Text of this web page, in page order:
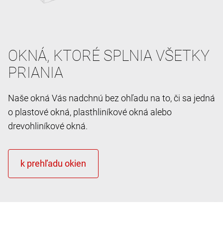
OKNÁ, KTORÉ SPLNIA VŠETKY
PRIANIA
Naše okná Vás nadchnú bez ohľadu na to, či sa jedná
o plastové okná, plasthliníkové okná alebo
drevohliníkové okná.